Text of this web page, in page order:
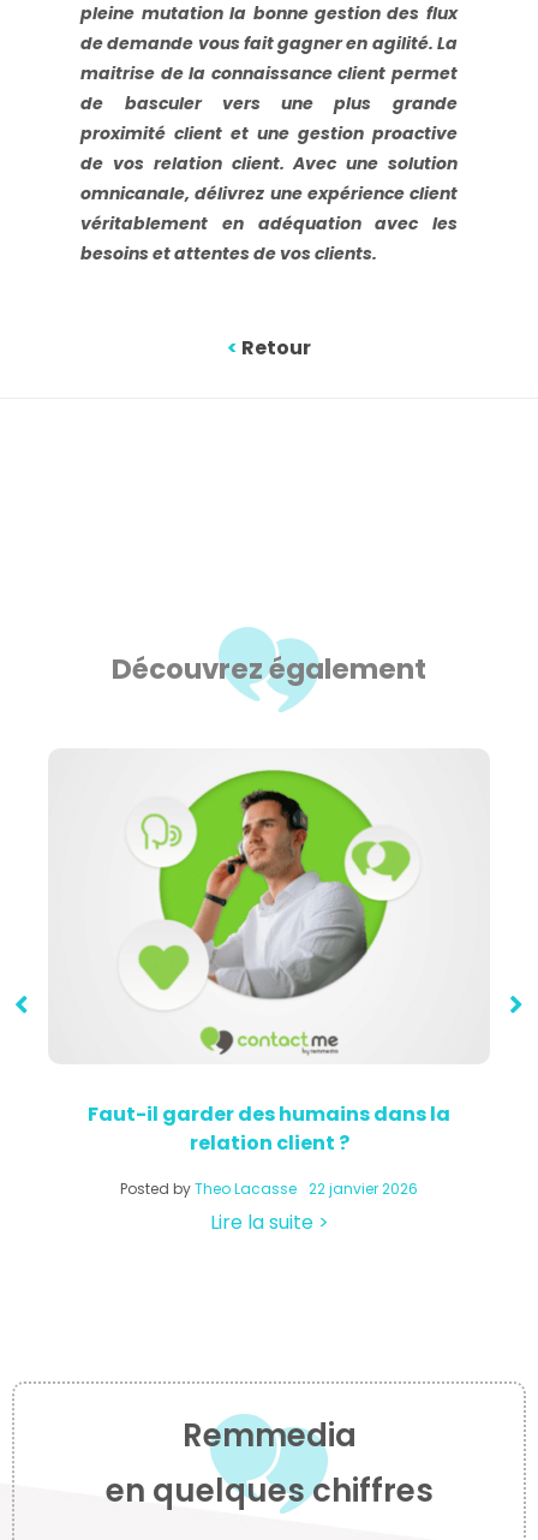
pleine mutation la bonne gestion des flux
de demande vous fait gagner en agilité. La
maitrise de la connaissance client permet
de basculer vers une plus grande
proximité client et une gestion proactive
de vos relation client. Avec une solution
omnicanale, délivrez une expérience client
véritablement en adéquation avec les
besoins et attentes de vos clients.
< Retour
Découvrez également
Faut-il garder des humains dans la
relation client ?
Posted byTheo Lacasse 22 janvier 2026
Lire la suite >
Remmedia
en quelques chiffres